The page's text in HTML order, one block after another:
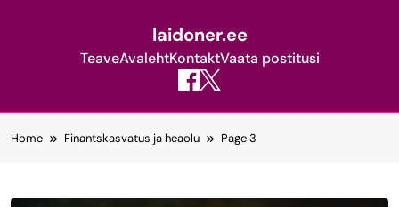
laidoner.ee
TeaveAvalehtKontaktVaata postitusi
toHome Finantskasvatus ja heaolu Page 3